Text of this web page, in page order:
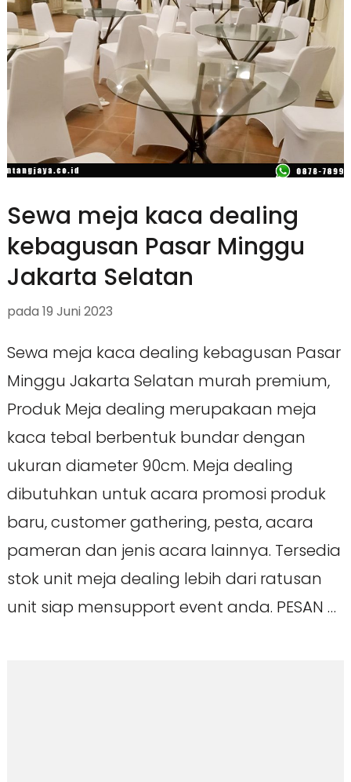
Sewa meja kaca dealing
kebagusan Pasar Minggu
Jakarta Selatan
pada 19 Juni 2023
Sewa meja kaca dealing kebagusan Pasar
Minggu Jakarta Selatan murah premium,
Produk Meja dealing merupakaan meja
kaca tebal berbentuk bundar dengan
ukuran diameter 90cm. Meja dealing
dibutuhkan untuk acara promosi produk
baru, customer gathering, pesta, acara
pameran dan jenis acara lainnya. Tersedia
stok unit meja dealing lebih dari ratusan
unit siap mensupport event anda. PESAN …